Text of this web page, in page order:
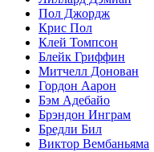
Пол Джордж
Крис Пол
Клей Томпсон
Блейк Гриффин
Митчелл Донован
Гордон Аарон
Бэм Адебайо
Брэндон Инграм
Бредли Бил
Виктор Вембаньяма